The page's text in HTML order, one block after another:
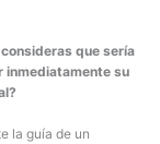
que sería
inmediatamente su
la guía de un